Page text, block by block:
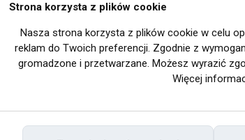
Strona korzysta z plików cookie
Nasza strona korzysta z plików cookie w celu
reklam do Twoich preferencji. Zgodnie z
gromadzone i przetwarzane. Możesz wyrazić
Więcej